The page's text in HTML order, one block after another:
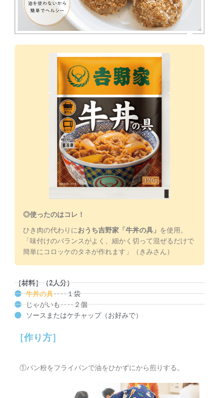
◎使ったのはコレ！
ひき肉の代わりにおうち吉野家「牛丼の具」 を使用。
「味付けのバランスがよく、細かく切って混ぜるだけで
簡単にコロッケのタネが作れます」（きみさん）
［材料］（2人分）
牛丼の具‥‥１袋
じゃがいも‥‥２個
ソースまたはケチャップ（お好みで）
［作り方］
①パン粉をフライパンで油をひかずにから煎りする。